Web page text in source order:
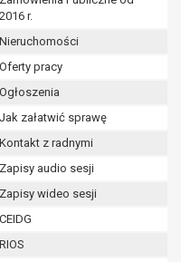
2016 r.
Nieruchomości
Oferty pracy
Ogłoszenia
Jak załatwić sprawę
Kontakt z radnymi
Zapisy audio sesji
Zapisy wideo sesji
CEIDG
RIOS
z
danych